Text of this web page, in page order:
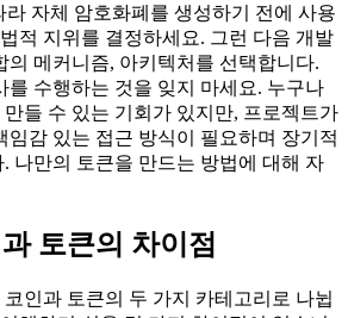
라 자체 암호화폐를 생성하기 전에 사용
적 지위를 결정하세요. 그런 다음 개발
의 메커니즘, 아키텍처를 선택합니다.
를 수행하는 것을 잊지 마세요. 누구나
들 수 있는 기회가 있지만, 프로젝트가
임감 있는 접근 방식이 필요하며 장기적
나만의 토큰을 만드는 방법에 대해 자
토큰의 차이점
인과 토큰의 두 가지 카테고리로 나뉩